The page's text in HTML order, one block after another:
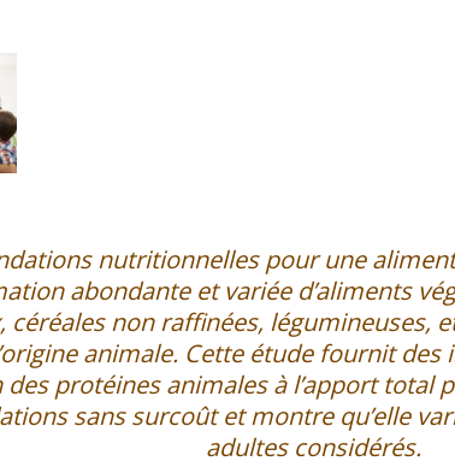
nutritionnelles pour une
abondante et variée d’aliments
céréales non raffinées, légumineuses,
animale. Cette étude fournit
protéines animales à l’apport total
sans surcoût et montre qu’elle
adultes considérés.